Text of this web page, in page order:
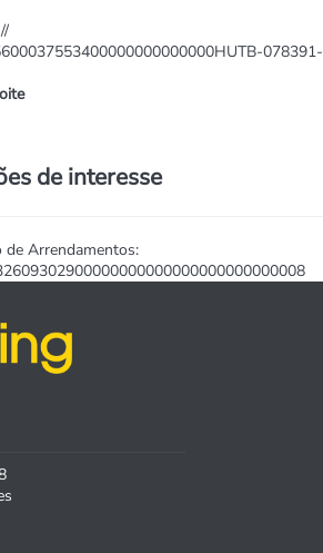
078391-
de interesse
de Arrendamentos: